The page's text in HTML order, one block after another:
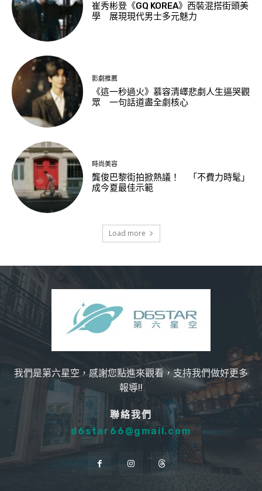
崔秀彬登《GQ KOREA》西裝混搭街頭美
學 展現現代男士多元魅力
影劇推薦
《這一秒過火》慕容清嶧悲劇人生逼哭觀
眾 一句話道盡全劇核心
時尚美容
龔俊巴黎街拍掀熱議！ 「不費力時髦」
成今夏最佳示範
Load more
我們是第六星空，感謝您點進來觀看，支持我們做好更多
報導!!
聯絡我們
d6star66@gmail.com